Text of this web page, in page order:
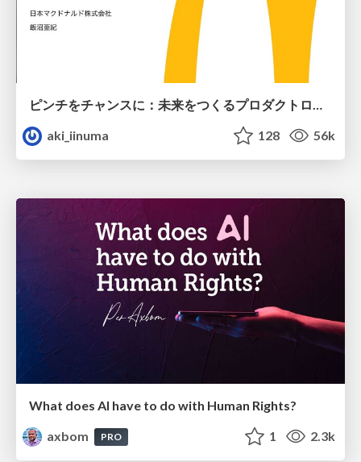
ピンチをチャンスに：未来をつくるプロダクトロードマップ #pmconf2020
aki_iinuma
128 56k
What does AI have to do with Human Rights?
axbom
PRO 1 2.3k